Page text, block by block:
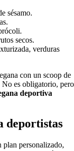
sésamo.
secos.
verduras
con un scoop de
No es obligatorio, pero
deportiva
deportistas
plan personalizado,